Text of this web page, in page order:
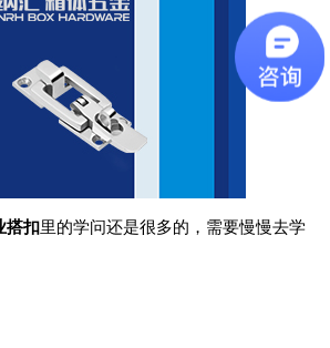
搭扣里的学问还是很多的，需要慢慢去学